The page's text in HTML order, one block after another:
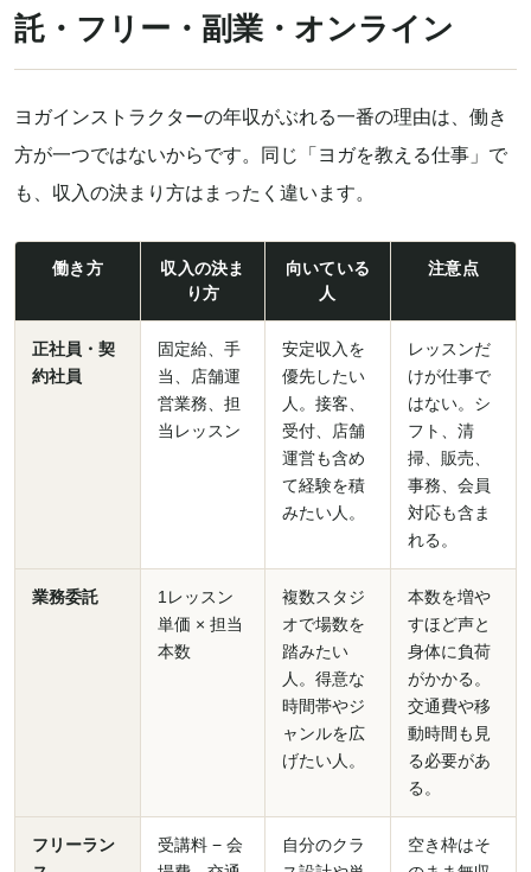
託・フリー・副業・オンライン
ヨガインストラクターの年収がぶれる一番の理由は、働き
方が一つではないからです。同じ「ヨガを教える仕事」で
も、収入の決まり方はまったく違います。
働き方
収入の決ま
り方
向いている
人
注意点
正社員・契
約社員
固定給、手
当、店舗運
営業務、担
当レッスン
安定収入を
優先したい
人。接客、
受付、店舗
運営も含め
て経験を積
みたい人。
レッスンだ
けが仕事で
はない。シ
フト、清
掃、販売、
事務、会員
対応も含ま
れる。
業務委託
1レッスン
単価 × 担当
本数
複数スタジ
オで場数を
踏みたい
人。得意な
時間帯やジ
ャンルを広
げたい人。
本数を増や
すほど声と
身体に負荷
がかかる。
交通費や移
動時間も見
る必要があ
る。
フリーラン
受講料 − 会
自分のクラ
空き枠はそ